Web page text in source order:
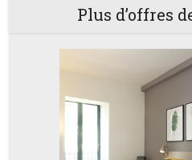
Plus d’offres